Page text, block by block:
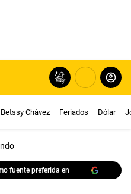
Betssy Chávez Feriados Dólar
fuente preferida en